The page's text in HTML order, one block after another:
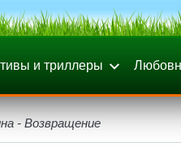
и триллеры
- Возвращение